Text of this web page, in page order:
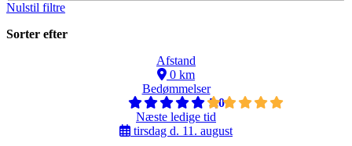
Nulstil filtre
Sorter efter
Afstand
0 km
Bedømmelser
5,0
Næste ledige tid
tirsdag d. 11. august